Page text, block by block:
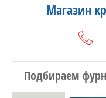
Магазин
Подбираем